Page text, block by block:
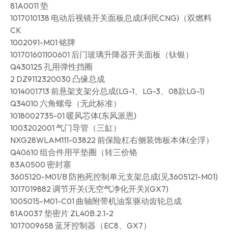
81A0011 垫
1017010138 电动后视镜开关面板总成(利民CNG)（双燃料
CK
1002091-M01 铭牌
101701601100601 后门玻璃升降器开关面板（钛银）
Q430125 孔用弹性挡圈
2 DZ9112320030 凸缘总成
1014001713 前悬架支架分总成(LG-1、LG-3、08款LG-1)
Q34010 六角螺母（无此标准）
1018002735-01 暖风芯体(东风派恩)
1003202001 气门导管（三缸）
NXG28WLAM111-03822 前保险杠右侧装饰板本体(全浮）
Q40610 组合件用平垫圈（转三价铬
83A0500 密封塞
3605120-M01/B 防抱死控制单元支架总成(见3605121-M01)
1017019882 调节开关(无空气净化开关)(GX7)
1005015-M01-C01 曲轴附带机油泵驱动齿轮总成
81A0037 垫密片 ZL40B.2.1-2
1017009658 蓝牙控制器（EC8、GX7）